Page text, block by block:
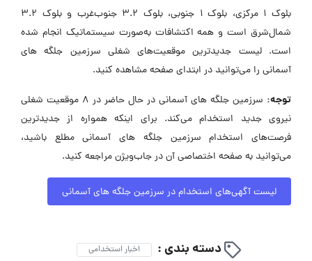
بلوک 1 مرکزی، بلوک 1 جنوبی، بلوک 3.2 جنوب‌غرب و بلوک 3.2
شمال‌شرق است و همه اکتشافات به‌صورت سیستماتیک انجام شده
است. لیست جدیدترین موقعیت‌های شغلی سرزمین جلگه های
آسمانی را می‌توانید در ابتدای صفحه مشاهده کنید.
توجه:
سرزمین جلگه های آسمانی در حال حاضر در ۸ موقعیت شغلی
نیروی جدید استخدام می‌کند. برای اینکه همواره از جدیدترین
فرصت‌های استخدام سرزمین جلگه های آسمانی مطلع باشید،
می‌توانید به صفحه اختصاصی آن در جاب‌ویژن مراجعه کنید.
لیست آگهی‌های استخدام در سرزمین جلگه های آسمانی
دسته بندی : اخبار استخدامی